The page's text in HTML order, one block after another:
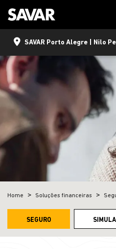
SAVAR Porto Alegre | Nilo
Home Soluções financeiras
SEGURO